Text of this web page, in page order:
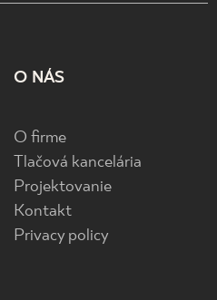
O NÁS
O firme
Tlačová kancelária
Projektovanie
Kontakt
Privacy policy